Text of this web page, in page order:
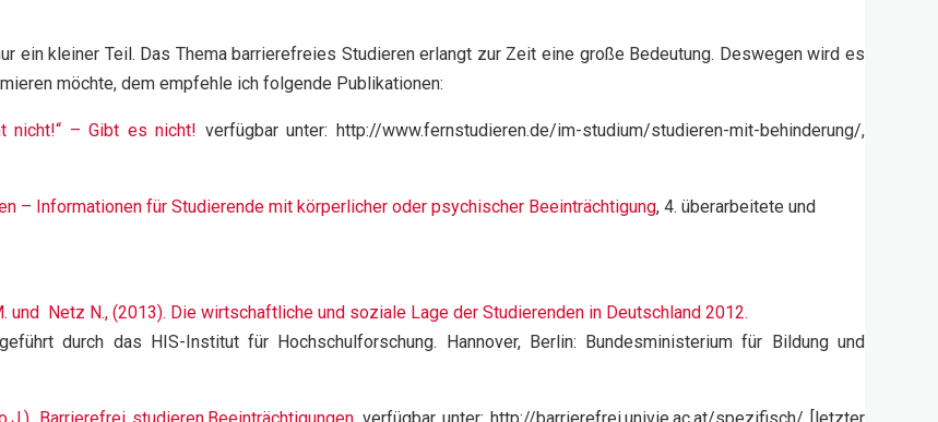
ein kleiner Teil. Das Thema barrierefreies Studieren erlangt zur Zeit eine große Bedeutung. Deswegen wird es
möchte, dem empfehle ich folgende Publikationen:
nicht!“ – Gibt es nicht! verfügbar unter: http://www.fernstudieren.de/im-studium/studieren-mit-behinderung/,
– Informationen für Studierende mit körperlicher oder psychischer Beeinträchtigung, 4. überarbeitete und
und Netz N., (2013). Die wirtschaftliche und soziale Lage der Studierenden in Deutschland 2012.
durch das HIS-Institut für Hochschulforschung. Hannover, Berlin: Bundesministerium für Bildung und